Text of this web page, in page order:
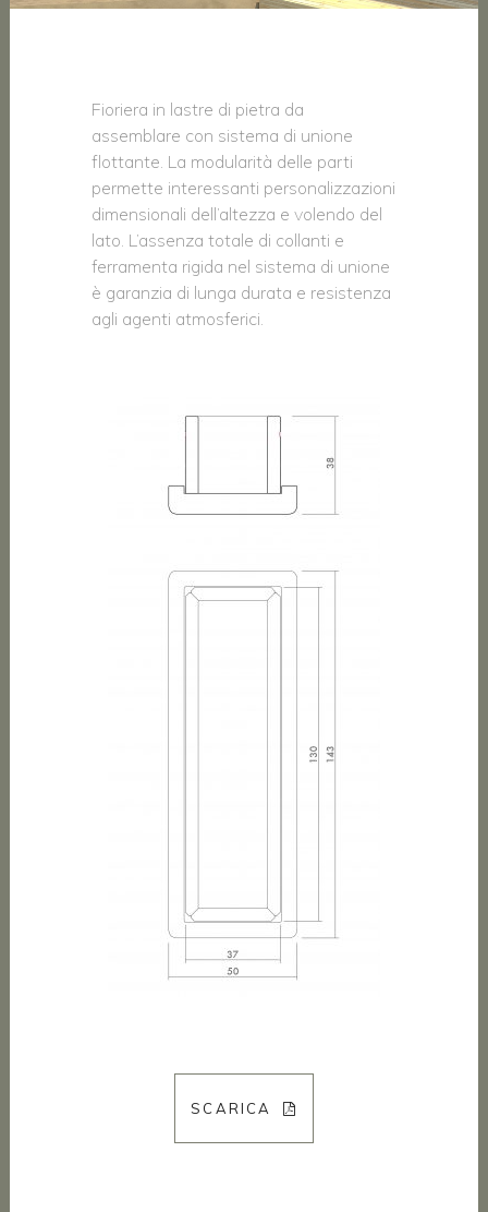
Fioriera in lastre di pietra da
assemblare con sistema di unione
flottante. La modularità delle parti
permette interessanti personalizzazioni
dimensionali dell’altezza e volendo del
lato. L’assenza totale di collanti e
ferramenta rigida nel sistema di unione
è garanzia di lunga durata e resistenza
agli agenti atmosferici.
SCARICA